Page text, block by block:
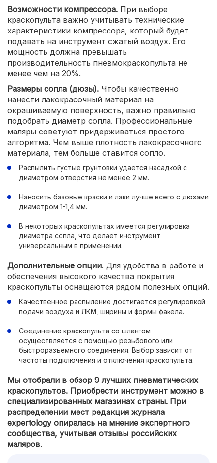
Возможности компрессора. При выборе
краскопульта важно учитывать технические
характеристики компрессора, который будет
подавать на инструмент сжатый воздух. Его
мощность должна превышать
производительность пневмокраскопульта не
менее чем на 20%.
Размеры сопла (дюзы). Чтобы качественно
нанести лакокрасочный материал на
окрашиваемую поверхность, важно правильно
подобрать диаметр сопла. Профессиональные
маляры советуют придерживаться простого
алгоритма. Чем выше плотность лакокрасочного
материала, тем больше ставится сопло.
Распылить густые грунтовки удается насадкой с
диаметром отверстия не менее 2 мм.
Наносить базовые краски и лаки лучше всего с дюзами
диаметром 1-1,4 мм.
В некоторых краскопультах имеется регулировка
диаметра сопла, что делает инструмент
универсальным в применении.
Дополнительные опции. Для удобства в работе и
обеспечения высокого качества покрытия
краскопульты оснащаются рядом полезных опций.
Качественное распыление достигается регулировкой
подачи воздуха и ЛКМ, ширины и формы факела.
Соединение краскопульта со шлангом
осуществляется с помощью резьбового или
быстроразъемного соединения. Выбор зависит от
частоты подключения и отключения краскопульта.
Мы отобрали в обзор 9 лучших пневматических
краскопультов. Приобрести инструмент можно в
специализированных магазинах страны. При
распределении мест редакция журнала
expertology опиралась на мнение экспертного
сообщества, учитывая отзывы российских
маляров.